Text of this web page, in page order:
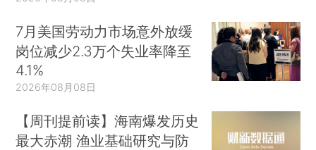
7月美国劳动力市场意外放缓
岗位减少2.3万个失业率降至
4.1%
2026年08月08日
【周刊提前读】海南爆发历史
最大赤潮 渔业基础研究与防